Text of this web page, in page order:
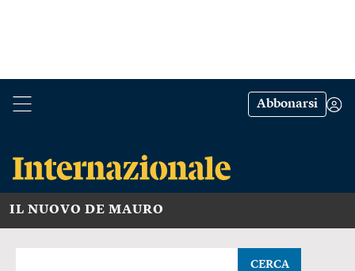
Abbonarsi
IL NUOVO DE MAURO
CERCA